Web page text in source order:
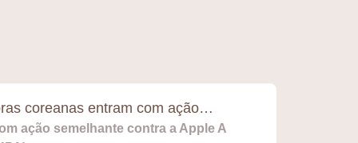
coreanas entram com ação…
ação semelhante contra a Apple A